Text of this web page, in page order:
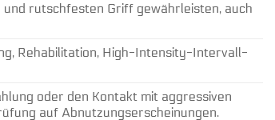
rutschfesten Griff gewährleisten, auch
Rehabilitation, High-Intensity-Intervall-
oder den Kontakt mit aggressiven
auf Abnutzungserscheinungen.